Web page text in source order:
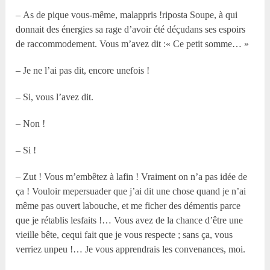
– As de pique vous-même, malappris !riposta Soupe, à qui
donnait des énergies sa rage d’avoir été déçudans ses espoirs
de raccommodement. Vous m’avez dit :« Ce petit somme… »
– Je ne l’ai pas dit, encore unefois !
– Si, vous l’avez dit.
– Non !
– Si !
– Zut ! Vous m’embêtez à lafin ! Vraiment on n’a pas idée de
ça ! Vouloir mepersuader que j’ai dit une chose quand je n’ai
même pas ouvert labouche, et me ficher des démentis parce
que je rétablis lesfaits !… Vous avez de la chance d’être une
vieille bête, cequi fait que je vous respecte ; sans ça, vous
verriez unpeu !… Je vous apprendrais les convenances, moi.